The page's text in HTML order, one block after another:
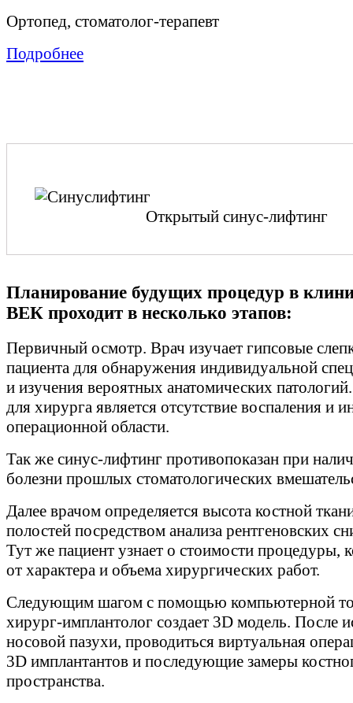
Ортопед, стоматолог-терапевт
Подробнее
Открытый синус-лифтинг
Планирование будущих процедур в
ВЕК проходит в несколько этапов:
Первичный осмотр. Врач изучает гипсовые
пациента для обнаружения индивидуальной
и изучения вероятных анатомических
для хирурга является отсутствие воспаления и
операционной области.
Так же синус-лифтинг противопоказан при
болезни прошлых стоматологических
Далее врачом определяется высота костной
полостей посредством анализа рентгеновских
Тут же пациент узнает о стоимости процедуры,
от характера и объема хирургических работ.
Следующим шагом с помощью компьютерной
хирург-имплантолог создает 3D модель. После
носовой пазухи, проводиться виртуальная
3D имплантантов и последующие замеры
пространства.